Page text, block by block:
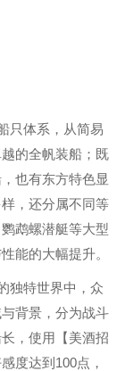
只体系，从简易
的全帆装船；既
也有东方特色显
，还分属不同等
鹉螺潜艇等大型
能的大幅提升。
独特世界中，众
背景，分为战斗
，使用【美酒招
度达到100点，